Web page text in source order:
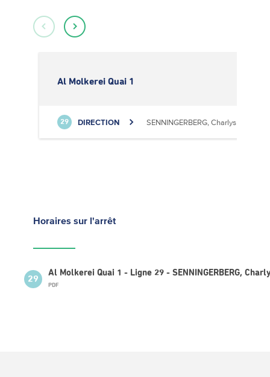
Al Molkerei Quai 1
29 DIRECTION SENNINGERBERG, Charlys Statioun
Horaires sur l'arrêt
29
Al Molkerei Quai 1 - Ligne 29 - SENNINGERBERG,
PDF